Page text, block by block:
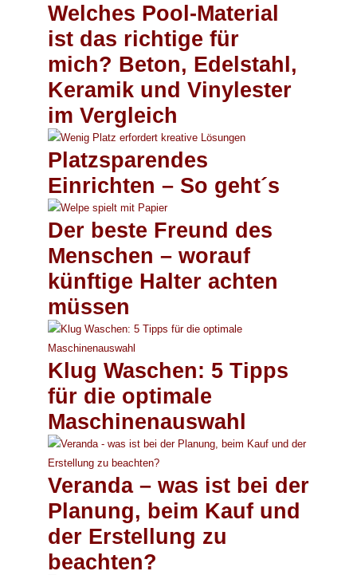
Welches Pool-Material
ist das richtige für
mich? Beton, Edelstahl,
Keramik und Vinylester
im Vergleich
Platzsparendes
Einrichten – So geht´s
Der beste Freund des
Menschen – worauf
künftige Halter achten
müssen
Klug Waschen: 5 Tipps
für die optimale
Maschinenauswahl
Veranda – was ist bei der
Planung, beim Kauf und
der Erstellung zu
beachten?